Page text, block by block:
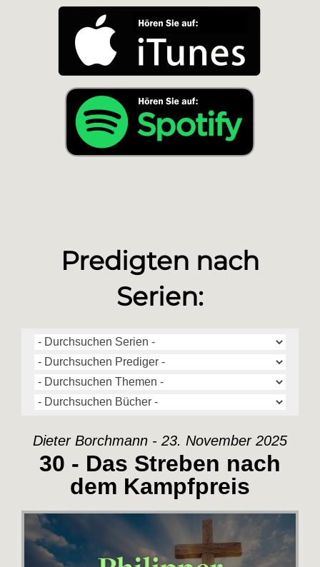
Predigten nach
Serien:
Dieter Borchmann - 23. November 2025
30 - Das Streben nach
dem Kampfpreis